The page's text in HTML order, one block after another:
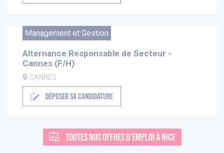
Management et Gestion
Alternance Responsable de Secteur -
Cannes (F/H)
CANNES
DÉPOSER SA CANDIDATURE
TOUTES NOS OFFRES D'EMPLOI À NICE